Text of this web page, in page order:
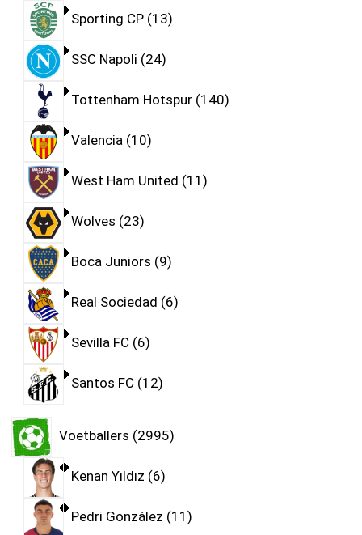
Sporting CP 13
SSC Napoli 24
Tottenham Hotspur 140
Valencia 10
West Ham United 11
Wolves 23
Boca Juniors 9
Real Sociedad 6
Sevilla FC 6
Santos FC 12
Voetballers 2995
Kenan Yıldız 6
Pedri González 11